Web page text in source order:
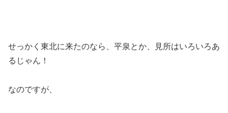
せっかく東北に来たのなら、平泉とか、見所はいろいろあ
るじゃん！
なのですが、